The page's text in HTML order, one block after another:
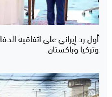
أول رد إيراني على اتفاقية
وتركيا وباكستان